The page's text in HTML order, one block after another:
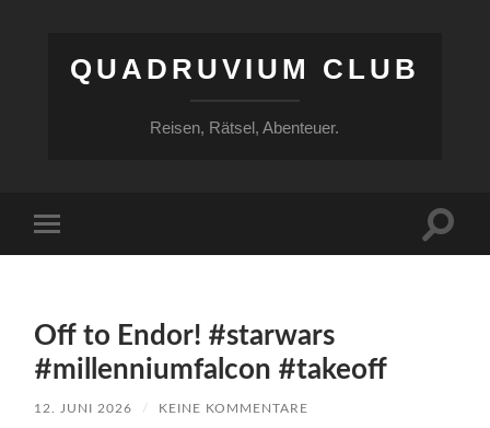
QUADRUVIUM CLUB
Reisen, Rätsel, Abenteuer.
Menü
Off to Endor! #starwars
#millenniumfalcon #takeoff
12. JUNI 2026 / KEINE KOMMENTARE